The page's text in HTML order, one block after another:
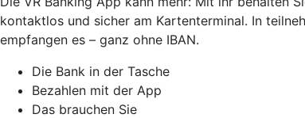
kontaktlos und sicher am Kartenterminal. In
empfangen es – ganz ohne IBAN.
Die Bank in der Tasche
Bezahlen mit der App
Das brauchen Sie